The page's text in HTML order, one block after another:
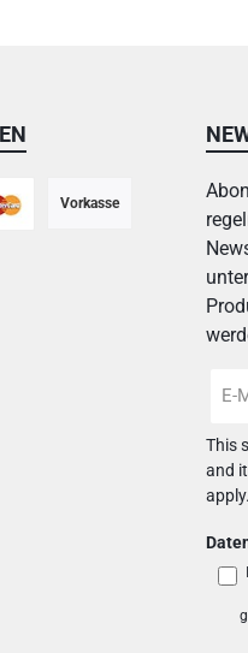
Vorkasse
Mail-
*
This
and
apply.